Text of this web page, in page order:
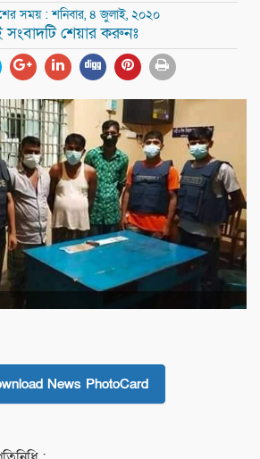
সময় : শনিবার, ৪ জুলাই, ২০২০
শেয়ার করুনঃ
News PhotoCard